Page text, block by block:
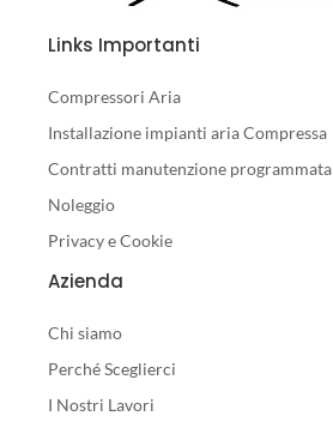
Links Importanti
Compressori Aria
Installazione impianti aria Compressa
Contratti manutenzione programmata
Noleggio
Privacy e Cookie
Azienda
Chi siamo
Perché Sceglierci
I Nostri Lavori